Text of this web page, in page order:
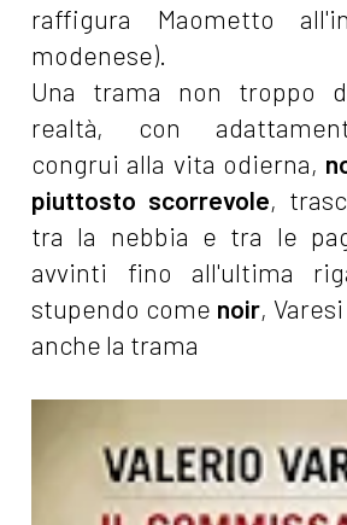
raffigura Maometto
modenese).
Una trama non troppo
realtà, con
congrui alla vita odierna,
piuttosto scorrevole,
tra la nebbia e tra le
avvinti fino all'ultima
stupendo come noir,
anche la trama